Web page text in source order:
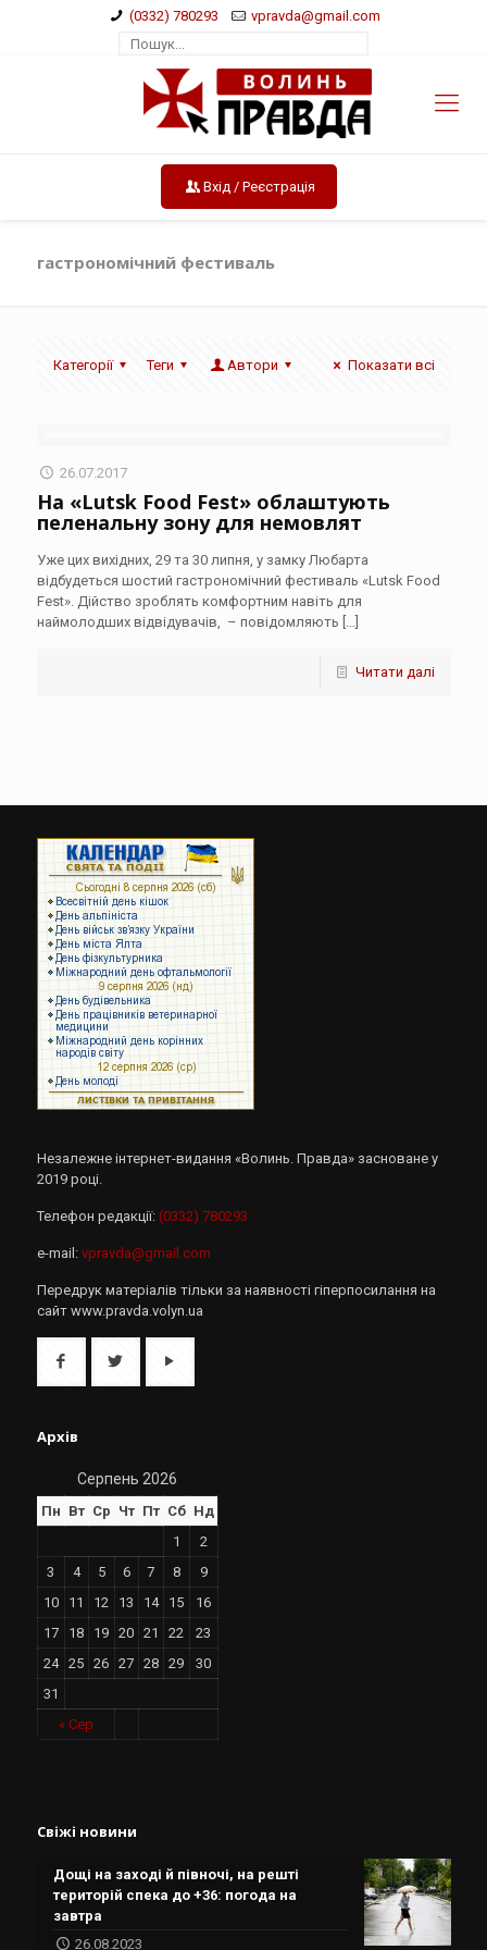
(0332) 780293 vpravda@gmail.com
Вхід / Реєстрація
гастрономічний фестиваль
Категорії Теги Автори Показати всі
26.07.2017
На «Lutsk Food Fest» облаштують
пеленальну зону для немовлят
Уже цих вихідних, 29 та 30 липня, у замку Любарта
відбудеться шостий гастрономічний фестиваль «Lutsk Food
Fest». Дійство зроблять комфортним навіть для
наймолодших відвідувачів, – повідомляють […]
Читати далі
Незалежне інтернет-видання «Волинь. Правда» засноване у
2019 році.
Телефон редакції: (0332) 780293
e-mail: vpravda@gmail.com
Передрук матеріалів тільки за наявності гіперпосилання на
сайт www.pravda.volyn.ua
Архів
Серпень 2026
Пн Вт Ср Чт Пт Сб Нд
« Сер
1
2
3
4 5 6 7 8
9
10
11 12 13 14 15
16
17
18 19 20 21 22
23
24
25 26 27 28 29
30
31
Свіжі новини
Дощі на заході й півночі, на решті
територій спека до +36: погода на
завтра
26.08.2023